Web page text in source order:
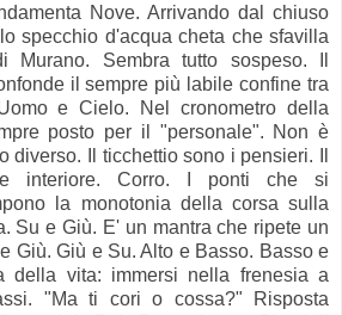
Nove. Arrivando dal chiuso
specchio d'acqua cheta che sfavilla
Sembra tutto sospeso. Il
il sempre più labile confine tra
e Cielo. Nel cronometro della
posto per il "personale". Non è
diverso. Il ticchettio sono i pensieri. Il
interiore. Corro. I ponti che si
la monotonia della corsa sulla
Su e Giù. E' un mantra che ripete un
Giù. Giù e Su. Alto e Basso. Basso e
della vita: immersi nella frenesia a
"Ma ti cori o cossa?" Risposta